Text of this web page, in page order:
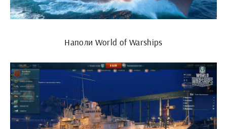
Наполи World of Warships